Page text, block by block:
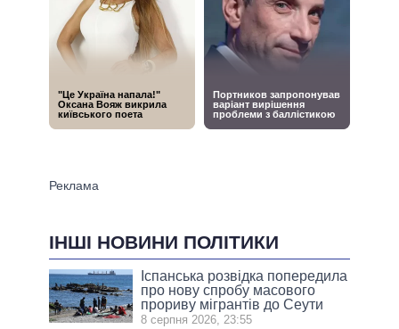
ІНШІ НОВИНИ ПОЛІТИКИ
Іспанська розвідка попередила
про нову спробу масового
прориву мігрантів до Сеути
8 серпня 2026, 23:55